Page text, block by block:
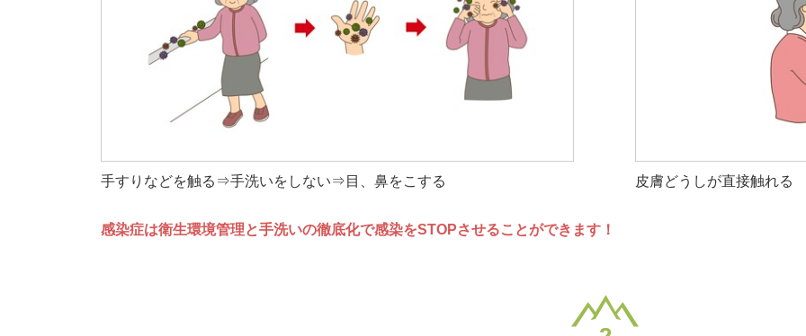
手すりなどを触る⇒手洗いをしない⇒目、鼻をこする 皮膚どうしが直接触れる
感染症は衛生環境管理と手洗いの徹底化で感染をSTOPさせることができます！